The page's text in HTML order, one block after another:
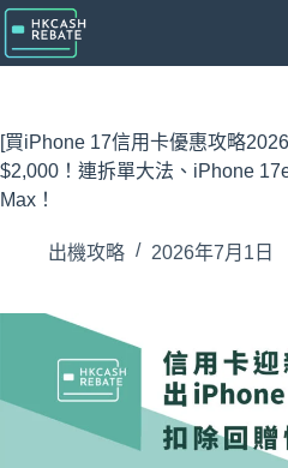
跳
至
主
內
容
[買iPhone 17信用卡優惠攻略
$2,000！連拆單大法、iPhone
Max！
出機攻略 2026年7月1日